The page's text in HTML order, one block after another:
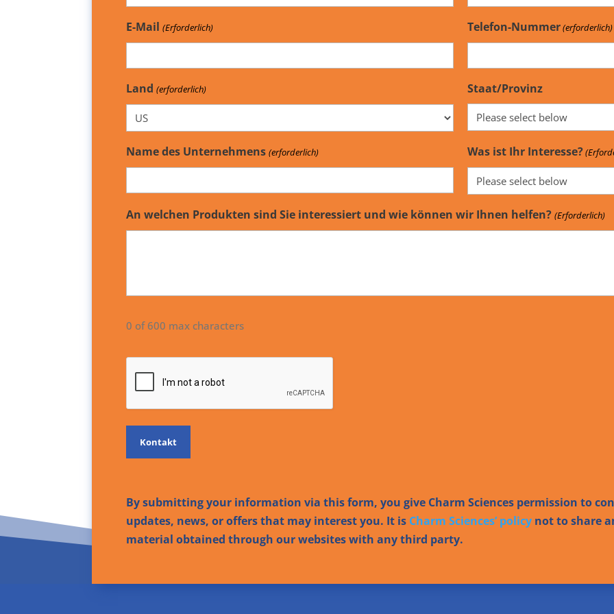
E-Mail (Erforderlich) Telefon-Nummer(erforderlich)
Land (erforderlich) Staat/Provinz
Name des Unternehmens (erforderlich) Was ist Ihr Interesse?
An welchen Produkten sind Sie interessiert und wie können wir Ihnen helfen? (Erforderlich)
0 of 600 max characters
By submitting your information via this form, you give Charm Sciences permission to
updates, news, or offers that may interest you. It is Charm Sciences’ policy not to share
material obtained through our websites with any third party.